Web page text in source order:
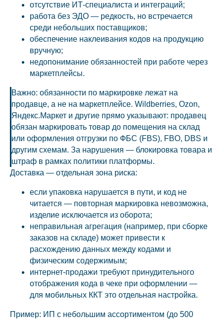
отсутствие ИТ-специалиста и интеграций;
работа без ЭДО — редкость, но встречается
среди небольших поставщиков;
обеспечение наклеивания кодов на продукцию
вручную;
недопонимание обязанностей при работе через
маркетплейсы.
Важно: обязанности по маркировке лежат на
продавце, а не на маркетплейсе. Wildberries, Ozon,
Яндекс.Маркет и другие прямо указывают: продавец
обязан маркировать товар до помещения на склад
или оформления отгрузки по ФБС (FBS), FBO, DBS и
другим схемам. За нарушения — блокировка товара и
штраф в рамках политики платформы.
Доставка — отдельная зона риска:
если упаковка нарушается в пути, и код не
читается — повторная маркировка невозможна,
изделие исключается из оборота;
неправильная агрегация (например, при сборке
заказов на складе) может привести к
расхождению данных между кодами и
физическим содержимым;
интернет-продажи требуют принудительного
отображения кода в чеке при оформлении —
для мобильных ККТ это отдельная настройка.
Пример: ИП с небольшим ассортиментом (до 500